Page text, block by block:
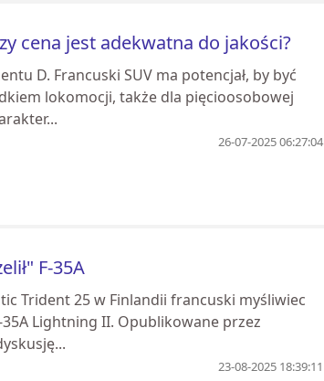
cena jest adekwatna do jakości?
D. Francuski SUV ma potencjał, by być
lokomocji, także dla pięcioosobowej
26-07-2025 06:27:04
F-35A
Trident 25 w Finlandii francuski myśliwiec
Lightning II. Opublikowane przez
23-08-2025 18:39:11